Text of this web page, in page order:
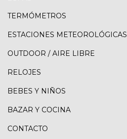
TERMÓMETROS
ESTACIONES METEOROLÓGICAS
OUTDOOR / AIRE LIBRE
RELOJES
BEBES Y NIÑOS
BAZAR Y COCINA
CONTACTO